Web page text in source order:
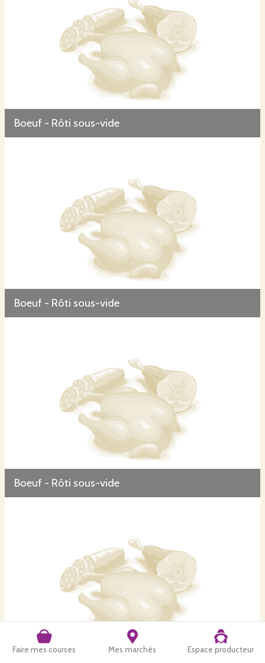
Faire mes courses Mes marchés Espace producteur
Boeuf - Rôti sous-vide
Boeuf - Rôti sous-vide
Boeuf - Rôti sous-vide